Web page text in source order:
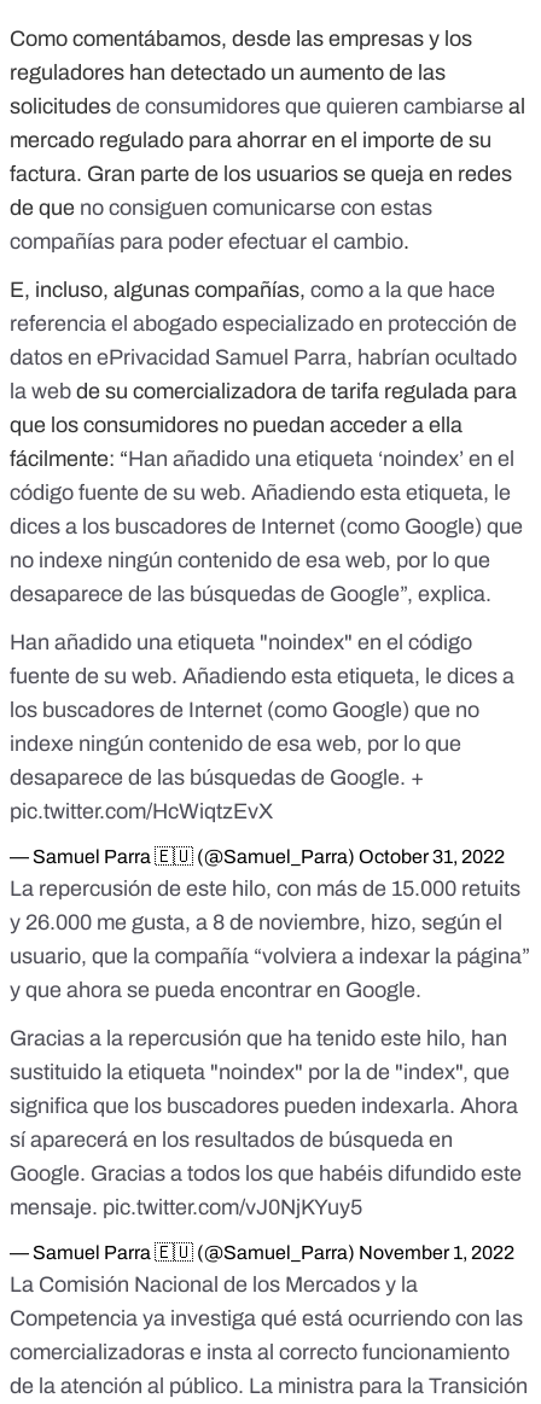
Como comentábamos, desde las empresas y los
reguladores han detectado un aumento de las
solicitudes de consumidores que quieren cambiarse al
mercado regulado para ahorrar en el importe de su
factura. Gran parte de los usuarios se queja en redes
de que no consiguen comunicarse con estas
compañías para poder efectuar el cambio.
E, incluso, algunas compañías, como a la que hace
referencia el abogado especializado en protección de
datos en ePrivacidad Samuel Parra, habrían ocultado
la web de su comercializadora de tarifa regulada para
que los consumidores no puedan acceder a ella
fácilmente: “Han añadido una etiqueta ‘noindex’ en el
código fuente de su web. Añadiendo esta etiqueta, le
dices a los buscadores de Internet (como Google) que
no indexe ningún contenido de esa web, por lo que
desaparece de las búsquedas de Google”, explica.
Han añadido una etiqueta "noindex" en el código
fuente de su web. Añadiendo esta etiqueta, le dices a
los buscadores de Internet (como Google) que no
indexe ningún contenido de esa web, por lo que
desaparece de las búsquedas de Google. +
pic.twitter.com/HcWiqtzEvX
— Samuel Parra ️️🇪🇺 (@Samuel_Parra) October 31, 2022
La repercusión de este hilo, con más de 15.000 retuits
y 26.000 me gusta, a 8 de noviembre, hizo, según el
usuario, que la compañía “volviera a indexar la página”
y que ahora se pueda encontrar en Google.
Gracias a la repercusión que ha tenido este hilo, han
sustituido la etiqueta "noindex" por la de "index", que
significa que los buscadores pueden indexarla. Ahora
sí aparecerá en los resultados de búsqueda en
Google. Gracias a todos los que habéis difundido este
mensaje. pic.twitter.com/vJ0NjKYuy5
— Samuel Parra ️️🇪🇺 (@Samuel_Parra) November 1, 2022
La Comisión Nacional de los Mercados y la
Competencia ya investiga qué está ocurriendo con las
comercializadoras e insta al correcto funcionamiento
de la atención al público. La ministra para la Transición